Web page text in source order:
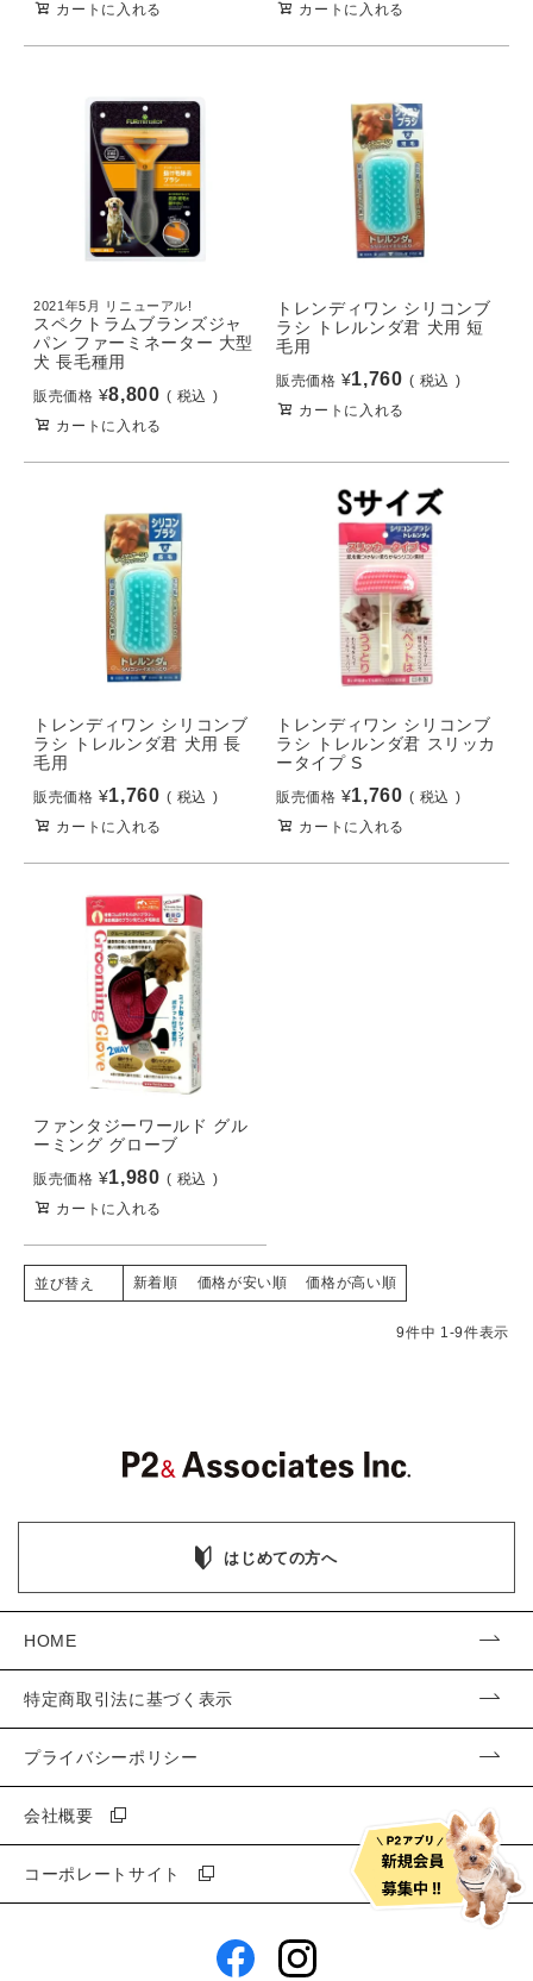
カートに入れる
カートに入れる
2021年5月 リニューアル!
スペクトラムブランズジャ
パン ファーミネーター 大型
犬 長毛種用
販売価格 ¥8,800
税込
カートに入れる
トレンディワン シリコンブ
ラシ トレルンダ君 犬用 短
毛用
販売価格 ¥1,760
税込
カートに入れる
トレンディワン シリコンブ
ラシ トレルンダ君 犬用 長
毛用
販売価格 ¥1,760
税込
カートに入れる
トレンディワン シリコンブ
ラシ トレルンダ君 スリッカ
ータイプ S
販売価格 ¥1,760
税込
カートに入れる
ファンタジーワールド グル
ーミング グローブ
販売価格 ¥1,980
税込
カートに入れる
並び替え 新着順 価格が安い順 価格が高い順
9件中 1-9件表示
はじめての方へ
HOME
特定商取引法に基づく表示
プライバシーポリシー
会社概要
コーポレートサイト